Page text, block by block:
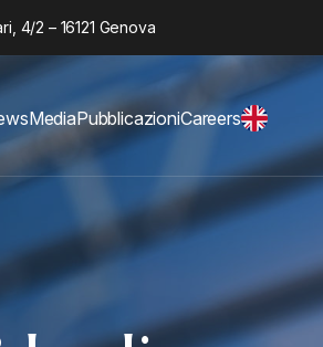
4/2 – 16121 Genova
MediaPubblicazioniCareers